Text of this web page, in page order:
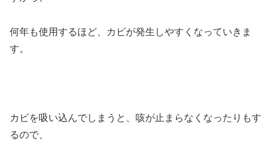
何年も使用するほど、カビが発生しやすくなっていきま
す。
カビを吸い込んでしまうと、咳が止まらなくなったりもす
るので、